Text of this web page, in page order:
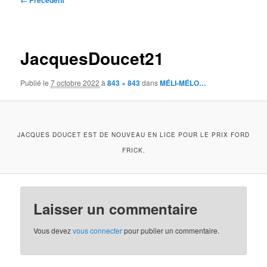
JacquesDoucet21
Publié le7 octobre 2022 à843 × 843dansMÉLI-MÉLO…
JACQUES DOUCET EST DE NOUVEAU EN LICE POUR LE PRIX FORD
FRICK.
Laisser un commentaire
Vous devezvous connecterpour publier un commentaire.